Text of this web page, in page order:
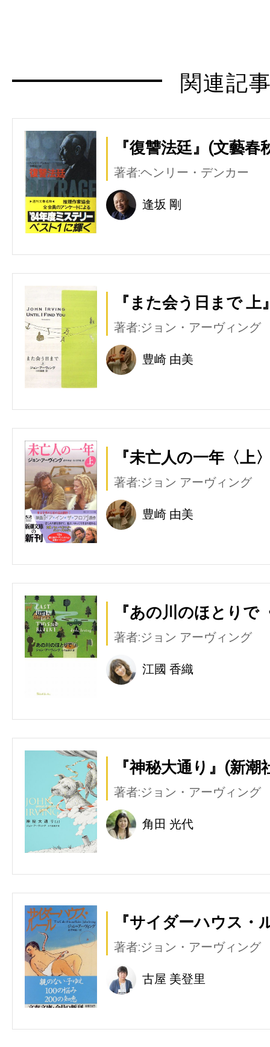
関連記
『復讐法廷』(文藝春
著者:ヘンリー・デンカー
逢坂 剛
『また会う日まで 上
著者:ジョン・アーヴィング
豊崎 由美
『未亡人の一年〈上
著者:ジョン アーヴィング
豊崎 由美
『あの川のほとりで
著者:ジョン アーヴィング
江國 香織
『神秘大通り』(新潮
著者:ジョン・アーヴィング
角田 光代
『サイダーハウス・
著者:ジョン・アーヴィング
古屋 美登里